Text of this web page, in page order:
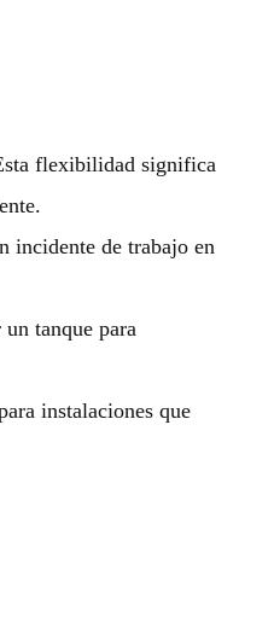
flexibilidad significa
incidente de trabajo en
tanque para
instalaciones que